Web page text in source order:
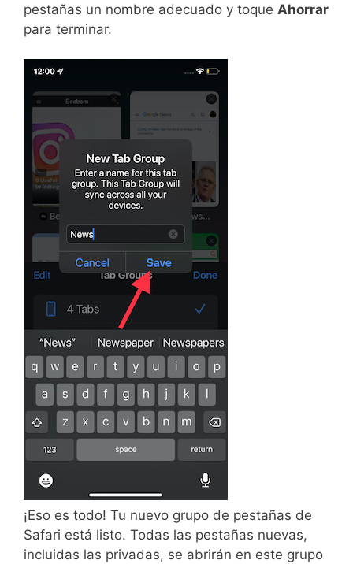
pestañas un nombre adecuado y toque Ahorrar
para terminar.
¡Eso es todo! Tu nuevo grupo de pestañas de
Safari está listo. Todas las pestañas nuevas,
incluidas las privadas, se abrirán en este grupo